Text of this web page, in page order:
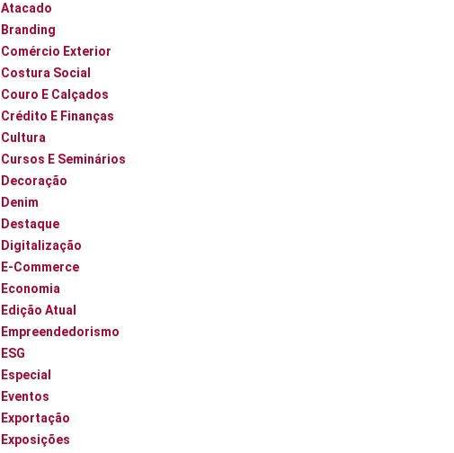
Atacado
Branding
Comércio Exterior
Costura Social
Couro E Calçados
Crédito E Finanças
Cultura
Cursos E Seminários
Decoração
Denim
Destaque
Digitalização
E-Commerce
Economia
Edição Atual
Empreendedorismo
ESG
Especial
Eventos
Exportação
Exposições